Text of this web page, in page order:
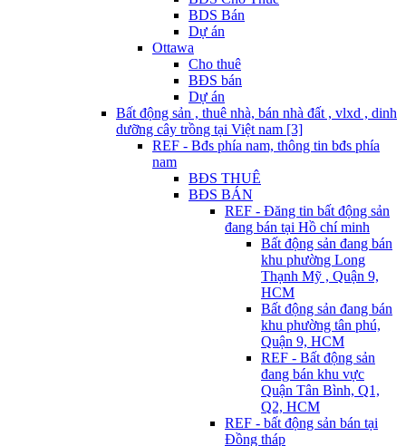
BDS Bán
Dự án
Ottawa
Cho thuê
BĐS bán
Dự án
Bất động sản , thuê nhà, bán nhà đất , vlxd , dinh
dưỡng cây trồng tại Việt nam [3]
REF - Bđs phía nam, thông tin bđs phía
nam
BĐS THUÊ
BĐS BÁN
REF - Đăng tin bất động sản
đang bán tại Hồ chí minh
Bất động sản đang bán
khu phường Long
Thạnh Mỹ , Quận 9,
HCM
Bất động sản đang bán
khu phường tân phú,
Quận 9, HCM
REF - Bất động sản
đang bán khu vực
Quận Tân Bình, Q1,
Q2, HCM
REF - bất động sản bán tại
Đồng tháp